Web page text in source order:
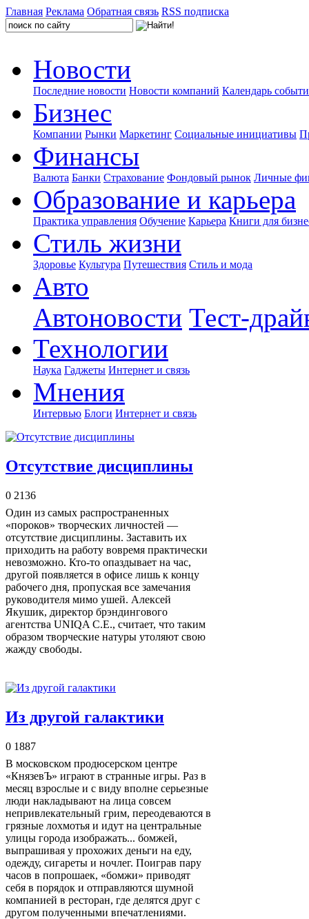
Главная Реклама Обратная связь RSS подписка
Новости
Последние новости Новости компаний Календарь
Бизнес
Компании Рынки Маркетинг Социальные инициативы
Финансы
Валюта Банки Страхование Фондовый рынок Личные
Образование и карьера
Практика управления Обучение Карьера Книги для
Стиль жизни
Здоровье Культура Путешествия Стиль и мода
Авто
Автоновости Тест-
Технологии
Наука Гаджеты Интернет и связь
Мнения
Интервью Блоги Интернет и связь
Отсутствие дисциплины
0 2136
Один из самых распространенных
«пороков» творческих личностей —
отсутствие дисциплины. Заставить их
приходить на работу вовремя практически
невозможно. Кто-то опаздывает на час,
другой появляется в офисе лишь к концу
рабочего дня, пропуская все замечания
руководителя мимо ушей. Алексей
Якушик, директор брэндингового
агентства UNIQA С.Е., считает, что таким
образом творческие натуры утоляют свою
жажду свободы.
Из другой галактики
0 1887
В московском продюсерском центре
«КнязевЪ» играют в странные игры. Раз в
месяц взрослые и с виду вполне серьезные
люди накладывают на лица совсем
непривлекательный грим, переодеваются в
грязные лохмотья и идут на центральные
улицы города изображать... бомжей,
выпрашивая у прохожих деньги на еду,
одежду, сигареты и ночлег. Поиграв пару
часов в попрошаек, «бомжи» приводят
себя в порядок и отправляются шумной
компанией в ресторан, где делятся друг с
другом полученными впечатлениями.